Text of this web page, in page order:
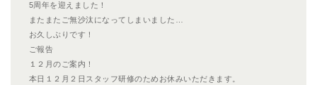
5周年を迎えました！
またまたご無沙汰になってしまいました…
お久しぶりです！
ご報告
１２月のご案内！
本日１２月２日スタッフ研修のためお休みいただきます。